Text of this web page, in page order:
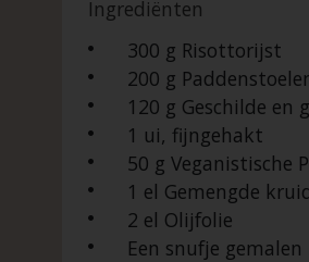
Ingrediënten
300 g Risottorijst
200 g
120 g Geschilde en
1 ui, fijngehakt
50 g Veganistische
1 el Gemengde
2 el Olijfolie
Een snufje